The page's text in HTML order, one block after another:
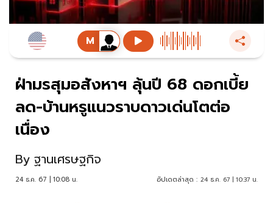
ฝ่ามรสุมอสังหาฯ ลุ้นปี 68 ดอกเบี้ย
ลด-บ้านหรูแนวราบดาวเด่นโตต่อ
เนื่อง
By ฐานเศรษฐกิจ
24 ธ.ค. 67 | 10:08 น. อัปเดตล่าสุด : 24 ธ.ค. 67 | 10:37 น.